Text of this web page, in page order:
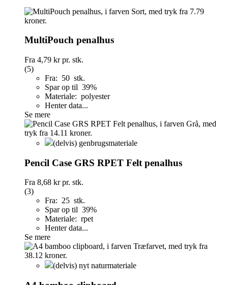
MultiPouch penalhus
Fra 4,79 krpr. stk.
(5)
Fra: 50 stk.
Spar op til 39%
Materiale: polyester
Henter data...
Se mere
(delvis) genbrugsmateriale
Pencil Case GRS RPET Felt penalhus
Fra 8,68 krpr. stk.
(3)
Fra: 25 stk.
Spar op til 39%
Materiale: rpet
Henter data...
Se mere
(delvis) nyt naturmateriale